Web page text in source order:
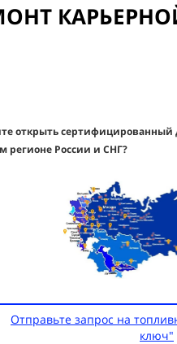
открыть сертифицированный
регионе России и СНГ?
Отправьте запрос на
ключ"